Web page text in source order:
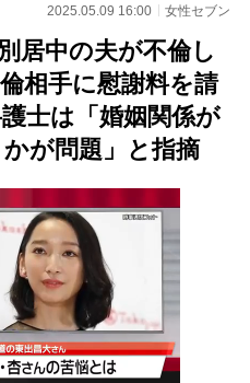
2025.05.09 16:00 女性セブン
居中の夫が不倫し
相手に慰謝料を請
士は「婚姻関係が
が問題」と指摘